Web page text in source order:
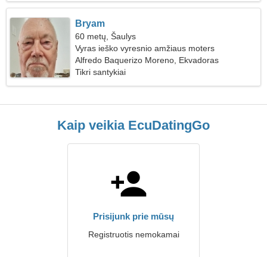
Bryam
60 metų, Šaulys
Vyras ieško vyresnio amžiaus moters
Alfredo Baquerizo Moreno, Ekvadoras
Tikri santykiai
Kaip veikia EcuDatingGo
Prisijunk prie mūsų
Registruotis nemokamai